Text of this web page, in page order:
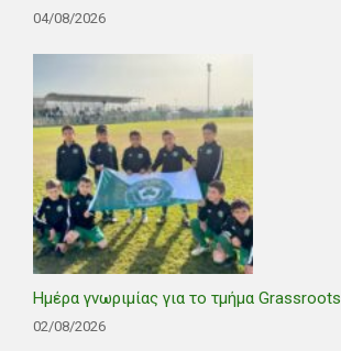
04/08/2026
Ημέρα γνωριμίας για το τμήμα Grassroots
02/08/2026